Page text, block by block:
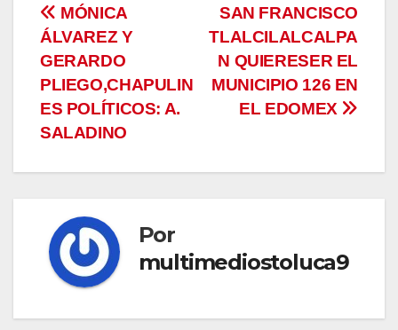
Navegación
de
entradas
SAN FRANCISCO
TLALCILALCALPA
N QUIERESER EL
MUNICIPIO 126 EN
EL EDOMEX
MÓNICA
ÁLVAREZ Y
GERARDO
PLIEGO,CHAPULIN
ES POLÍTICOS: A.
SALADINO
Por
multimediostoluca9